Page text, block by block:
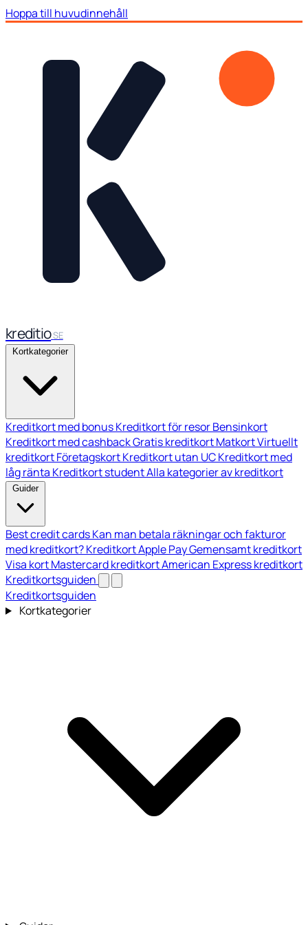
Hoppa till huvudinnehåll
kreditioSE
Kortkategorier
Kreditkort med bonusKreditkort för resorBensinkort
Kreditkort med cashbackGratis kreditkortMatkortVirtuellt
kreditkortFöretagskortKreditkort utan UCKreditkort med
låg ränta Kreditkort studentAlla kategorier av kreditkort
Guider
Best credit cardsKan man betala räkningar och fakturor
med kreditkort?Kreditkort Apple PayGemensamt kreditkort
Visa kortMastercard kreditkortAmerican Express kreditkort
Kreditkortsguiden
Kreditkortsguiden
Kortkategorier